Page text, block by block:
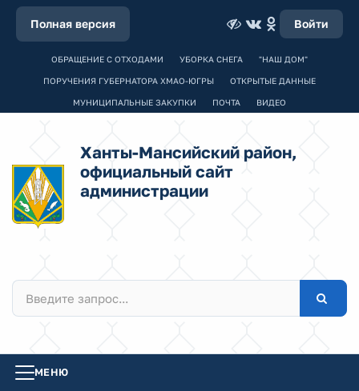
Полная версия Войти
ОБРАЩЕНИЕ С ОТХОДАМИ УБОРКА СНЕГА "НАШ ДОМ"
ПОРУЧЕНИЯ ГУБЕРНАТОРА ХМАО-ЮГРЫ ОТКРЫТЫЕ ДАННЫЕ
МУНИЦИПАЛЬНЫЕ ЗАКУПКИ ПОЧТА ВИДЕО
Ханты-Мансийский район,
официальный сайт
администрации
МЕНЮ